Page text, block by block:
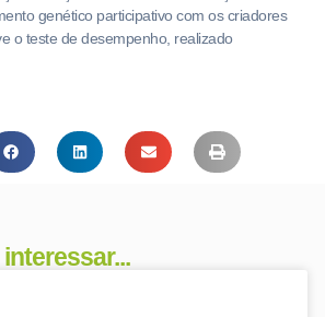
genético participativo com os criadores
o teste de desempenho, realizado